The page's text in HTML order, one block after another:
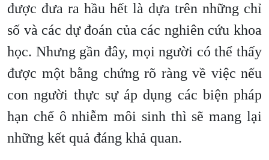
được đưa ra hầu hết là dựa trên những chỉ
số và các dự đoán của các nghiên cứu khoa
học. Nhưng gần đây, mọi người có thể thấy
được một bằng chứng rõ ràng về việc nếu
con người thực sự áp dụng các biện pháp
hạn chế ô nhiễm môi sinh thì sẽ mang lại
những kết quả đáng khả quan.